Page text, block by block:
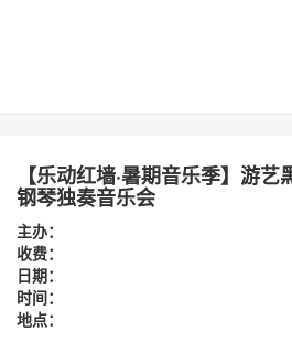
【乐动红墙·暑期音乐季】游
钢琴独奏音乐会
主办：
收费：
日期：
时间：
地点：